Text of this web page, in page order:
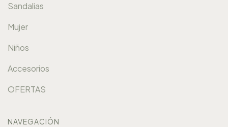
Sandalias
Mujer
Niños
Accesorios
OFERTAS
NAVEGACIÓN